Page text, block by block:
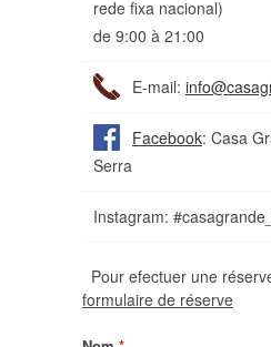
rede fixa nacional)
de 9:00 à 21:00
E-mail:
Facebook: Casa
Serra
Instagram:
Pour efectuer une
formulaire de réserve